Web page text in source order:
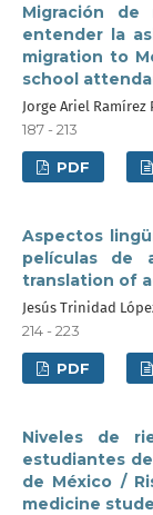
Migración
entender la
migration to
school
Jorge Ariel Ramírez
187 - 213
PDF
Aspectos
películas de
translation of
Jesús Trinidad
214 - 223
PDF
Niveles de
estudiantes
de México /
medicine